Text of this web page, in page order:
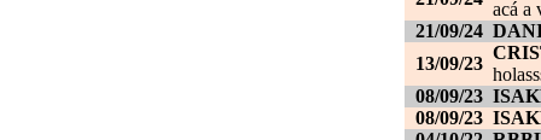
acá a
21/09/24
13/09/23
08/09/23
08/09/23